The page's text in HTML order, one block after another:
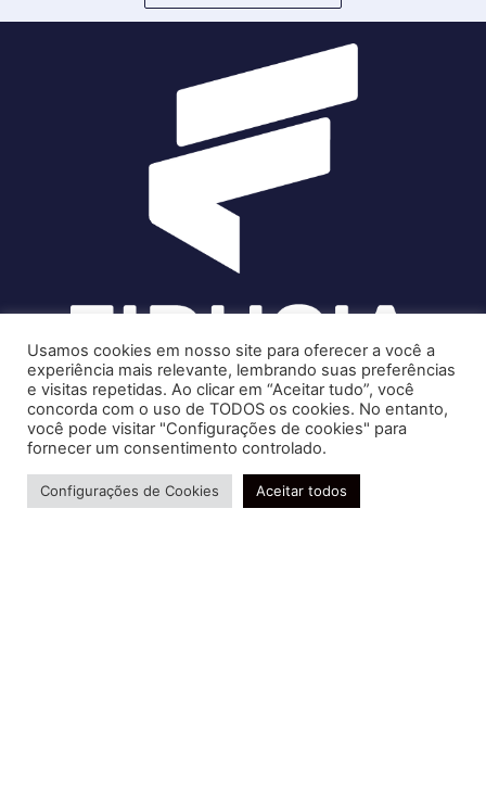
Soluções contábeis-fiscais-tributárias especializadas | CRC RJ
004856/O-7
Serviços
Usamos cookies em nosso site para oferecer a você a
experiência mais relevante, lembrando suas preferências
e visitas repetidas. Ao clicar em “Aceitar tudo”, você
concorda com o uso de TODOS os cookies. No entanto,
você pode visitar "Configurações de cookies" para
fornecer um consentimento controlado.
Configurações de Cookies Aceitar todos
Precisa de ajuda?